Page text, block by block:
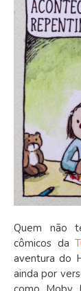
Quem não
cômicos da
aventura do
ainda por